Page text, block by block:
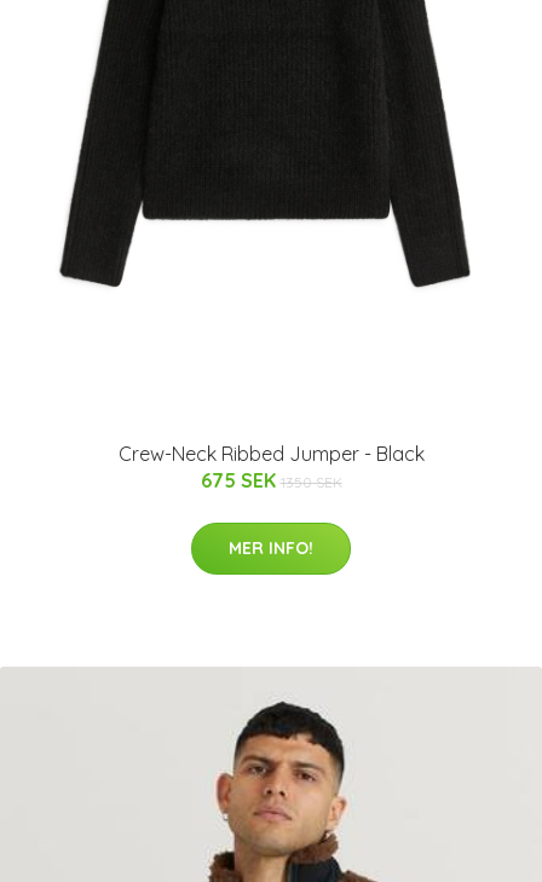
Crew-Neck Ribbed Jumper - Black
675 SEK 1350 SEK
MER INFO!